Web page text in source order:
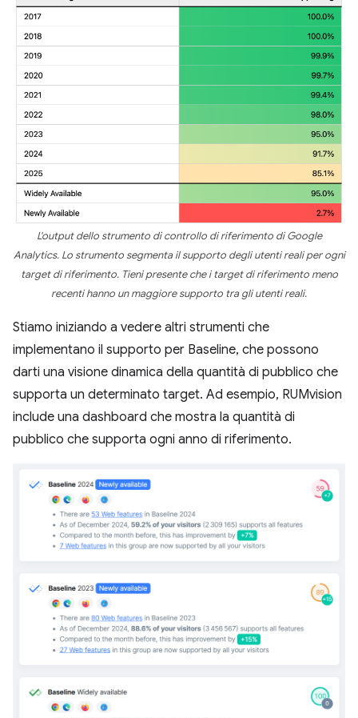
L'output dello strumento di controllo di riferimento di Google
Analytics. Lo strumento segmenta il supporto degli utenti reali per ogni
target di riferimento. Tieni presente che i target di riferimento meno
recenti hanno un maggiore supporto tra gli utenti reali.
Stiamo iniziando a vedere altri strumenti che
implementano il supporto per Baseline, che possono
darti una visione dinamica della quantità di pubblico che
supporta un determinato target. Ad esempio, RUMvision
include una dashboard che mostra la quantità di
pubblico che supporta ogni anno di riferimento.